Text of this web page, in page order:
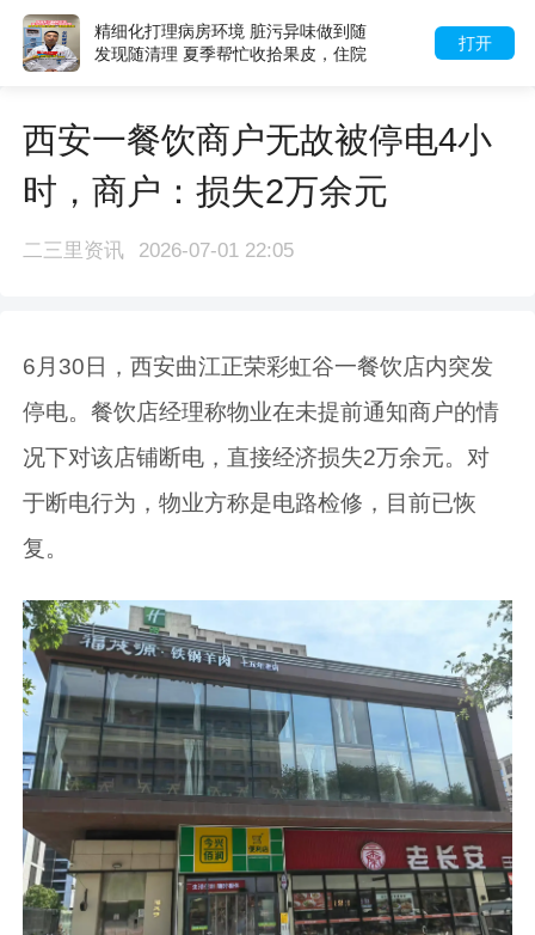
打开
精细化打理病房环境 脏污异味做到随
发现随清理 夏季帮忙收拾果皮，住院
西安一餐饮商户无故被停电4小
时，商户：损失2万余元
二三里资讯 2026-07-01 22:05
6月30日，西安曲江正荣彩虹谷一餐饮店内突发
停电。餐饮店经理称物业在未提前通知商户的情
况下对该店铺断电，直接经济损失2万余元。对
于断电行为，物业方称是电路检修，目前已恢
复。